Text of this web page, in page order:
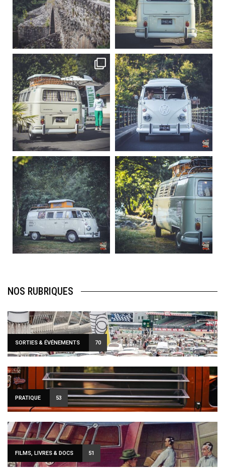
Sep 15
219
3
Sep 12
216
3
becombi
Sep 10
220
4
becombi
Août 10
177
0
becombi
Août 10
120
0
becombi
Août 10
108
0
NOS RUBRIQUES
SORTIES & ÉVÉNEMENTS 70
PRATIQUE 53
FILMS, LIVRES & DOCS 51